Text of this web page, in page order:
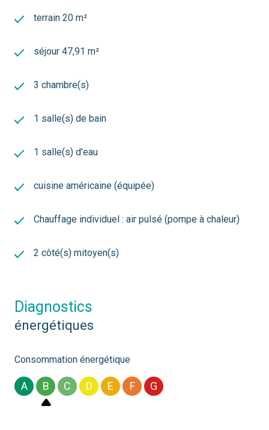
terrain 20 m²
séjour 47,91 m²
3 chambre(s)
1 salle(s) de bain
1 salle(s) d'eau
cuisine américaine (équipée)
Chauffage individuel : air pulsé (pompe à chaleur)
2 côté(s) mitoyen(s)
diagnostics
énergétiques
Consommation énergétique
A B C D E F G